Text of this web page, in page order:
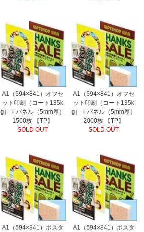
A1（594×841）オフセ
ット印刷（コート135k
g）＋パネル（5mm厚）
1500枚 【TP】
SOLD OUT
A1（594×841）オフセ
ット印刷（コート135k
g）＋パネル（5mm厚）
2000枚 【TP】
SOLD OUT
A1（594×841）ポスタ
A1（594×841）ポスタ